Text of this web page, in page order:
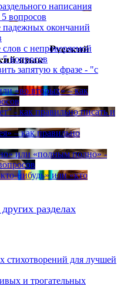
написания
5 вопросов
падежных окончаний
с непроверяемой
5 вопросов
запятую к фразе - "с
«во вторых» – как
- как правильно писать и
– как правильно
или «полным полно» -
нибудь» или «кто
разделах
стихотворений для лучшей
и трогательных